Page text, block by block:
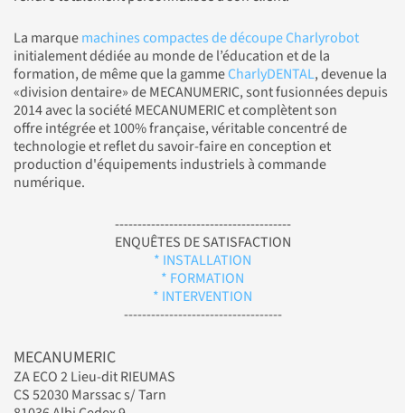
La marquemachines compactes de découpe Charlyrobot
initialement dédiée au monde de l’éducation et de la
formation, de même que la gammeCharlyDENTAL, devenue la
«division dentaire» de MECANUMERIC, sont fusionnées depuis
2014 avec la société MECANUMERIC et complètent son
offre intégrée et 100% française, véritable concentré de
technologie et reflet du savoir-faire en conception et
production d'équipements industriels à commande
numérique.
---------------------------------------
ENQUÊTES DE SATISFACTION
* INSTALLATION
* FORMATION
* INTERVENTION
-----------------------------------
MECANUMERIC
ZA ECO 2 Lieu-dit RIEUMAS
CS 52030 Marssac s/ Tarn